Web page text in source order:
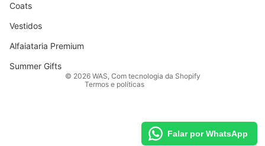
Coats
Vestidos
Alfaiataria Premium
Summer Gifts
© 2026 WAS, Com tecnologia da Shopify
Termos e políticas
Política de privacidade
Termos de serviço
Falar por WhatsApp